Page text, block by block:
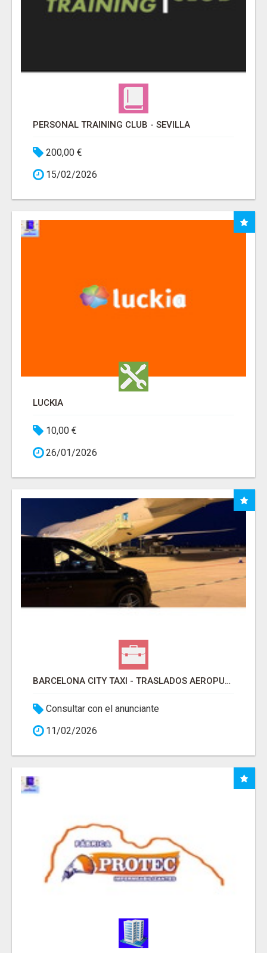
PERSONAL TRAINING CLUB - SEVILLA
200,00 €
15/02/2026
LUCKIA
10,00 €
26/01/2026
BARCELONA CITY TAXI - TRASLADOS AEROPUERTO BARCELONA
Consultar con el anunciante
11/02/2026